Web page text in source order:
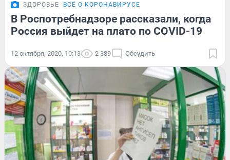
ЗДОРОВЬЕ ВСЁ О КОРОНАВИРУСЕ
В Роспотребнадзоре рассказали, когда
Россия выйдет на плато по COVID-19
12 октября, 2020, 10:13 2 389 Обсудить